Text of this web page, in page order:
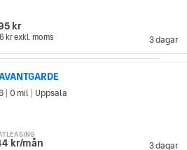
3 dagar
kr
krexkl. moms
3 dagar
0 mil Uppsala
kr/mån